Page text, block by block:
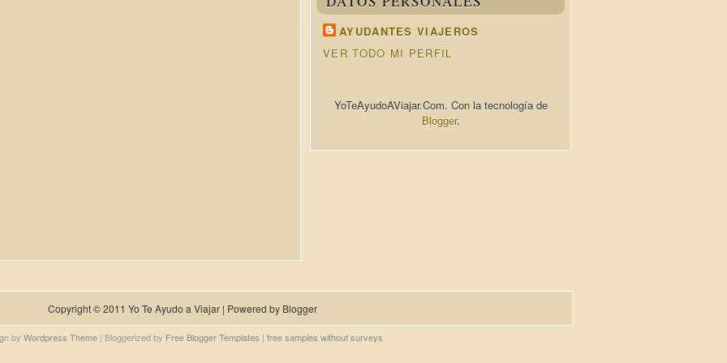
AYUDANTES VIAJEROS
VER TODO MI PERFIL
YoTeAyudoAViajar.Com. Con la tecnología de
Blogger.
Copyright © 2011 Yo Te Ayudo a Viajar | Powered by Blogger
by Wordpress Theme| Bloggerized by Free Blogger Templates | free samples without surveys